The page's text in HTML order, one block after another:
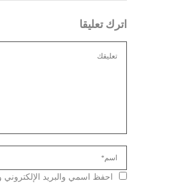
اترك تعليقا
احفظ اسمي والبريد الإلكتروني